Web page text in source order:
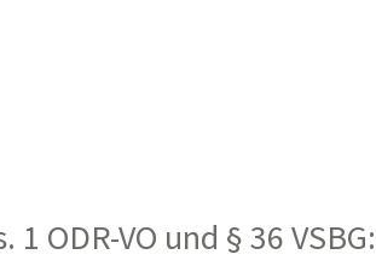
ODR-VO und § 36 VSBG: